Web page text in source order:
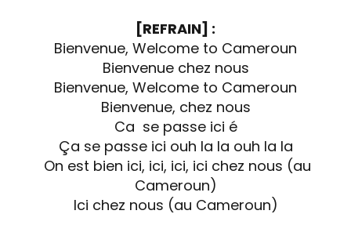
[REFRAIN] :
Bienvenue, Welcome to Cameroun
Bienvenue chez nous
Bienvenue, Welcome to Cameroun
Bienvenue, chez nous
Ca se passe ici é
Ça se passe ici ouh la la ouh la la
On est bien ici, ici, ici, ici chez nous (au
Cameroun)
Ici chez nous (au Cameroun)